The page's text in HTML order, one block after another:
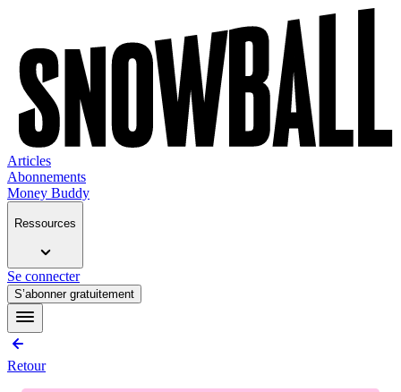
Articles
Abonnements
Money Buddy
Ressources
Se connecter
S’abonner gratuitement
Retour